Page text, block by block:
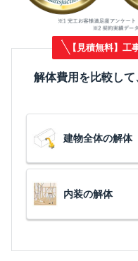
【見積無料】工
解体費用を比較し
建物全体の解体
内装の解体